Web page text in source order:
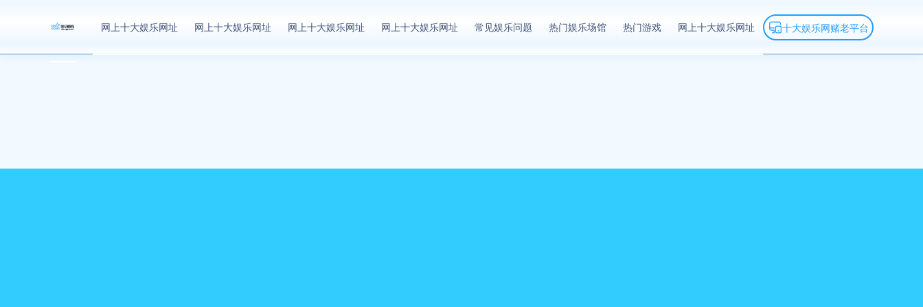
网上十大娱乐网址
网上十大娱乐网址 网上十大娱乐网址 网上十大娱乐网址 网上十大娱乐网址 常见娱乐问题 热门娱乐场馆 热门游戏 网上十大娱乐网址 十大娱乐网赌老平台